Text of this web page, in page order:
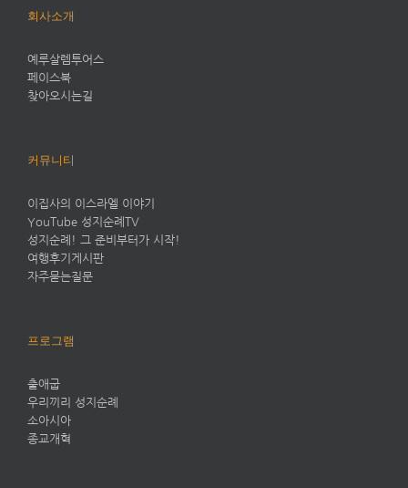
회사소개
예루살렘투어스
페이스북
찾아오시는길
커뮤니티
이집사의 이스라엘 이야기
YouTube 성지순례TV
성지순례! 그 준비부터가 시작!
여행후기게시판
자주묻는질문
프로그램
출애굽
우리끼리 성지순례
소아시아
종교개혁